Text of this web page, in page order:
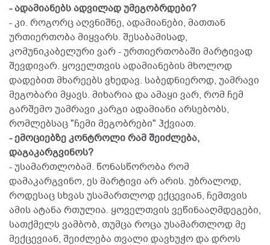
- ადამიანებს ადვილად უმეგობრდები?
- კი. როგორც აღვნიშნე, ადამიანები, მათთან
ურთიერთობა მიყვარს. შესაბამისად,
კომუნიკაბელური ვარ - ურთიერთობაში მარტივად
შევდივარ. ყოველთვის ადამიანების მხოლოდ
დადებით მხარეებს ვხედავ. საბედნიეროდ, უამრავი
მეგობარი მყავს. მიხარია და ამაყი ვარ, რომ ჩემ
გარშემო უამრავი კარგი ადამიანი არსებობს,
რომლებსაც "ჩემი მეგობრები" ჰქვიათ.
- ემოციებზე კონტროლი რამ შეიძლება,
დაგაკარგვინოს?
- უსამართლობამ. წონასწორობა რომ
დამაკარგვინო, ეს მარტივი არ არის. უბრალოდ,
როდესაც სხვას უსამართლოდ ექცევიან, ჩემთვის
ამის ატანა რთულია. ყოველთვის ვეწინააღმდეგები,
სათქმელს ვამბობ, თუმცა როცა უსამართლოდ მე
მექცევიან, შეიძლება თვალი დავხუჭო და დროს